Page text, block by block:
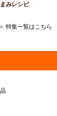
みレシピ
＞ 特集一覧はこちら